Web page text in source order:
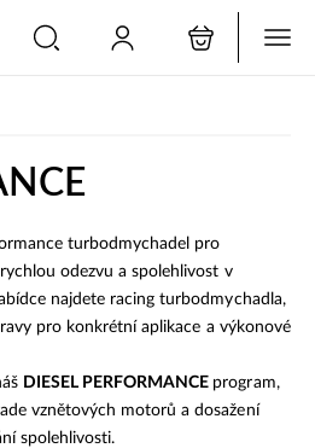
turbodmychadel pro
odezvu a spolehlivost v
najdete racing turbodmychadla,
pro konkrétní aplikace a výkonové
DIESEL PERFORMANCE program,
vznětových motorů a dosažení
spolehlivosti.